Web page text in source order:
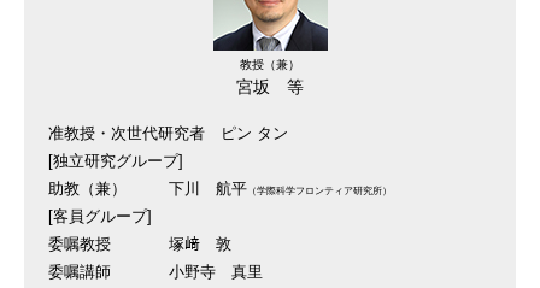
教授（兼）
宮坂 等
准教授・次世代研究者
ピン タン
[独立研究グループ]
助教（兼）
下川 航平 （学際科学フロンティア研究所）
[客員グループ]
委嘱教授
塚﨑 敦
委嘱講師
小野寺 真里